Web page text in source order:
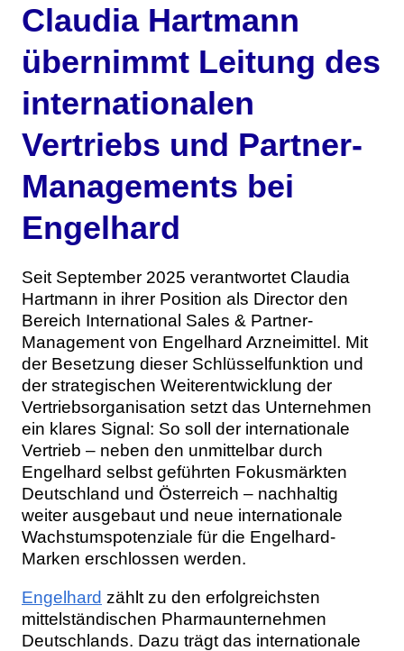
Personen
Über uns
Claudia Hartmann
übernimmt Leitung des
internationalen
Vertriebs und Partner-
Managements bei
Engelhard
Seit September 2025 verantwortet Claudia
Hartmann in ihrer Position als Director den
Bereich International Sales & Partner-
Management von Engelhard Arzneimittel. Mit
der Besetzung dieser Schlüsselfunktion und
der strategischen Weiterentwicklung der
Vertriebsorganisation setzt das Unternehmen
ein klares Signal: So soll der internationale
Vertrieb – neben den unmittelbar durch
Engelhard selbst geführten Fokusmärkten
Deutschland und Österreich – nachhaltig
weiter ausgebaut und neue internationale
Wachstumspotenziale für die Engelhard-
Marken erschlossen werden.
Engelhard zählt zu den erfolgreichsten
mittelständischen Pharmaunternehmen
Deutschlands. Dazu trägt das internationale